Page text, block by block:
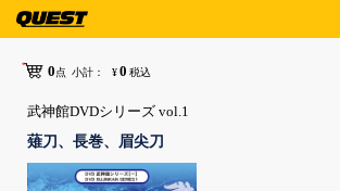
0点 小計： ¥0 税込
武神館DVDシリーズ vol.1
薙刀、長巻、眉尖刀